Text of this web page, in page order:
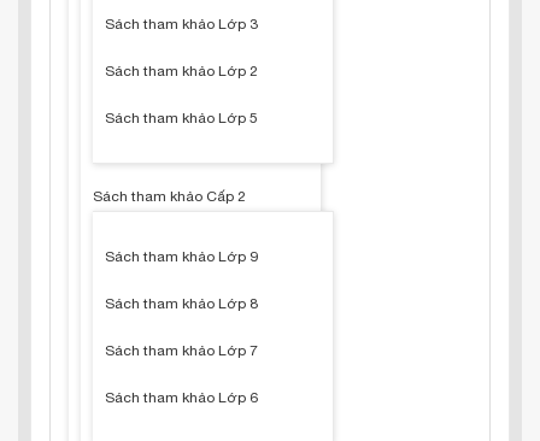
Sách tham khảo Lớp 3
Sách tham khảo Lớp 2
Sách tham khảo Lớp 5
Sách tham khảo Cấp 2
Sách tham khảo Lớp 9
Sách tham khảo Lớp 8
Sách tham khảo Lớp 7
Sách tham khảo Lớp 6